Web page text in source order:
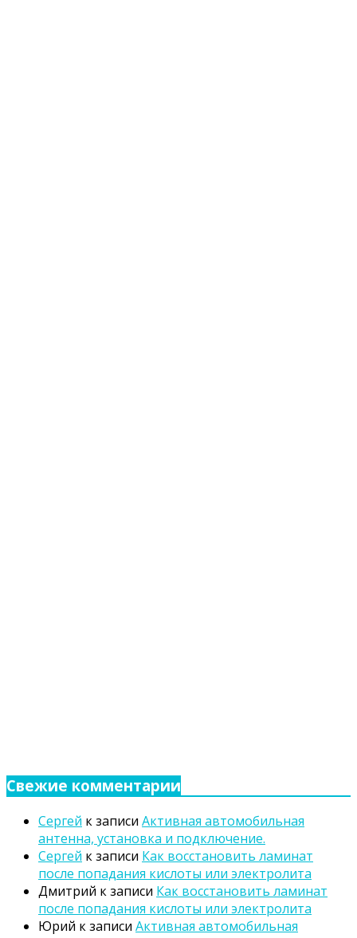
Свежие комментарии
Сергей к записи Активная автомобильная
антенна, установка и подключение.
Сергей к записи Как восстановить ламинат
после попадания кислоты или электролита
Дмитрий к записи Как восстановить ламинат
после попадания кислоты или электролита
Юрий к записи Активная автомобильная